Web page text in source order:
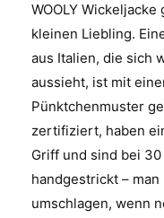
WOOLY
kleinen Liebling.
aus Italien, die sich
aussieht, ist mit
Pünktchenmuster
zertifiziert, haben
Griff und sind bei
handgestrickt –
umschlagen, wenn